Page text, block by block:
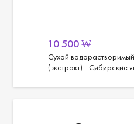
10 500₩
Сухой
(экстракт) - Сибирские